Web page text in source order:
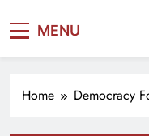
MENU
Home Democracy